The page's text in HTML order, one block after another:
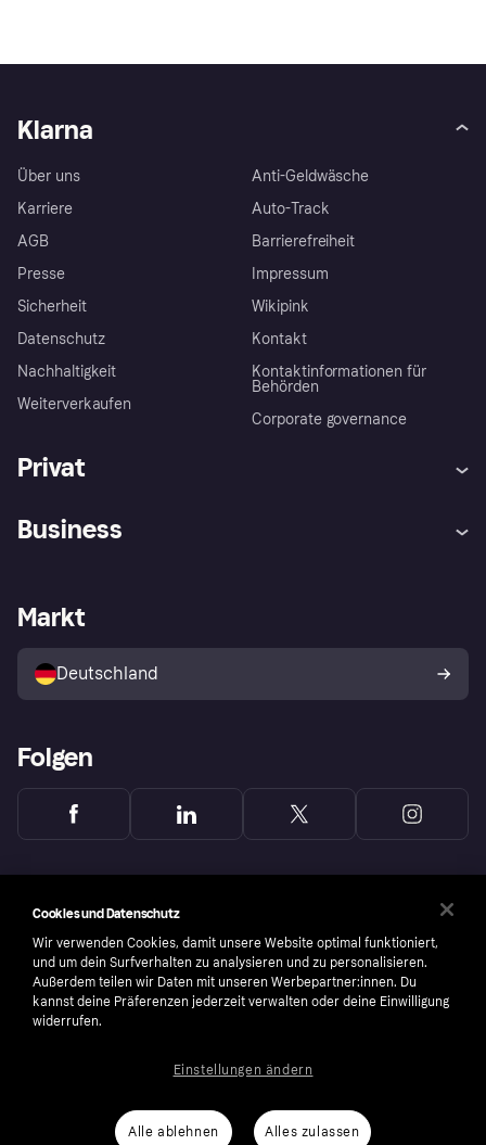
Klarna
Über uns
Karriere
AGB
Presse
Sicherheit
Datenschutz
Nachhaltigkeit
Weiterverkaufen
Anti-Geldwäsche
Auto-Track
Barrierefreiheit
Impressum
Wikipink
Kontakt
Kontaktinformationen für
Behörden
Corporate governance
Privat
Klarna App
Shops entdecken
Käuferschutzrichtlinie
Dein Widerrufsrecht
Business
Händlerportal
Markt
Deutschland
Folgen
number: 556737-0431
Cookies und Datenschutz
Wir verwenden Cookies, damit unsere Website optimal funktioniert,
und um dein Surfverhalten zu analysieren und zu personalisieren.
Außerdem teilen wir Daten mit unseren Werbepartner:innen. Du
kannst deine Präferenzen jederzeit verwalten oder deine Einwilligung
widerrufen.
Alle ablehnen Alles zulassen
Einstellungen ändern